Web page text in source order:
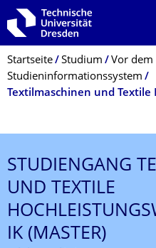
Zur Hauptnavigation springen
Zur Suche springen
Zum Inhalt springen
Breadcrumb-Menü
Startseite Studium Vor dem
Studieninformationssystem
STUDIENGANG
UND TEXTILE
IK (MASTER)